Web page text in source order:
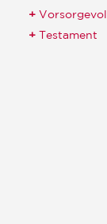
Testament